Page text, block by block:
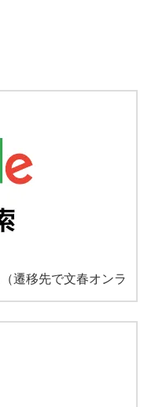
（遷移先で文春オンラ